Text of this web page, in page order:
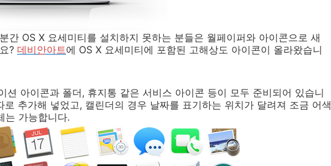
간 OS X 요세미티를 설치하지 못하는 분들은 월페이퍼와 아이콘으로 새
? 데비안아트에 OS X 요세미티에 포함된 고해상도 아이콘이 올라왔습니
션 아이콘과 폴더, 휴지통 같은 서비스 아이콘 등이 모두 준비되어 있습니
추가해 넣었고, 캘린더의 경우 날짜를 표기하는 위치가 달려져 조금 어색
는 가능합니다.